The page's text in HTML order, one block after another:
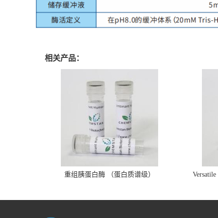
相关产品：
重组胰蛋白酶 （蛋白质谱级）